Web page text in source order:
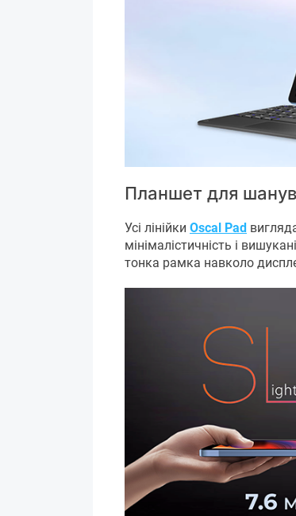
Планшет для
Усі лінійки Oscal Pad
мінімалістичність і
тонка рамка навколо